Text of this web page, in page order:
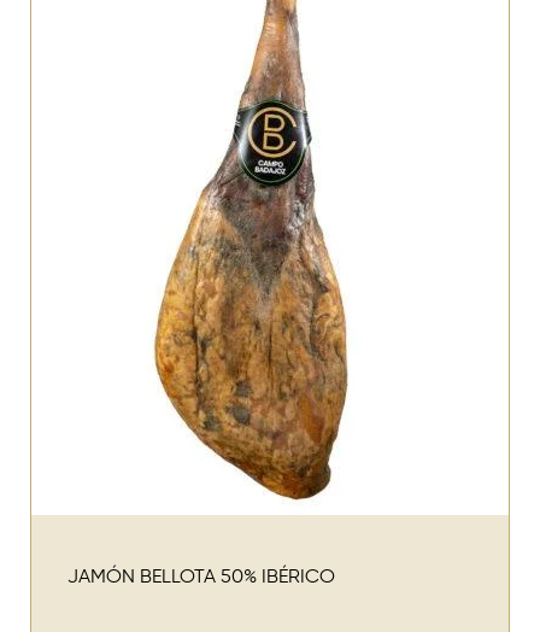
JAMÓN BELLOTA 50% IBÉRICO